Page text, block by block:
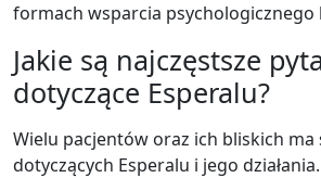
formach wsparcia
Jakie są najczęstsze
dotyczące Esperalu?
Wielu pacjentów oraz ich bliskich ma
dotyczących Esperalu i jego